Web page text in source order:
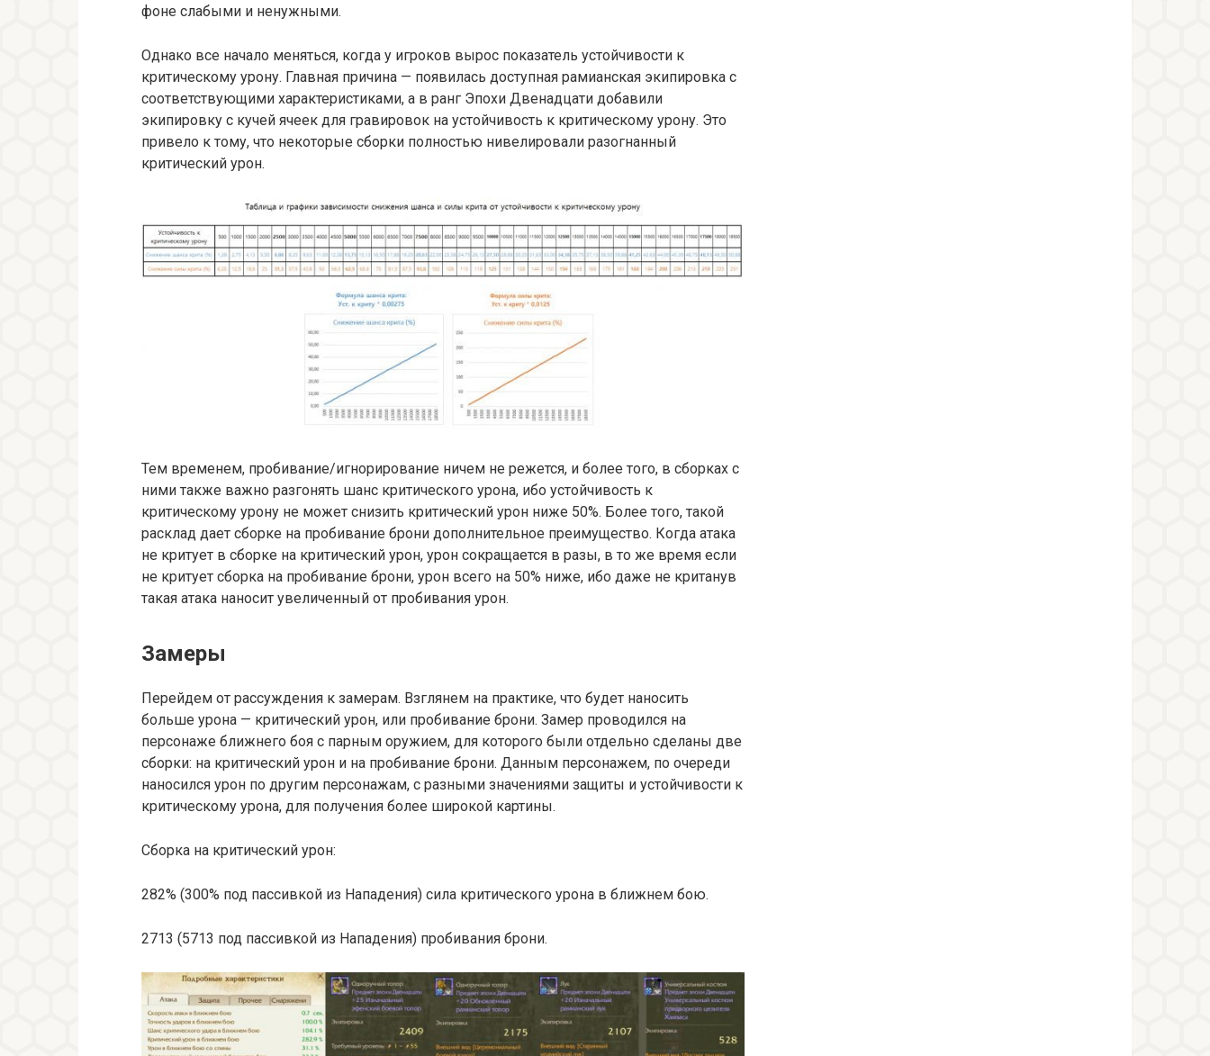
фоне слабыми и ненужными.
Однако все начало меняться, когда у игроков вырос показатель устойчивости к
критическому урону. Главная причина — появилась доступная рамианская экипировка с
соответствующими характеристиками, а в ранг Эпохи Двенадцати добавили
экипировку с кучей ячеек для гравировок на устойчивость к критическому урону. Это
привело к тому, что некоторые сборки полностью нивелировали разогнанный
критический урон.
Тем временем, пробивание/игнорирование ничем не режется, и более того, в сборках с
ними также важно разгонять шанс критического урона, ибо устойчивость к
критическому урону не может снизить критический урон ниже 50%. Более того, такой
расклад дает сборке на пробивание брони дополнительное преимущество. Когда атака
не критует в сборке на критический урон, урон сокращается в разы, в то же время если
не критует сборка на пробивание брони, урон всего на 50% ниже, ибо даже не кританув
такая атака наносит увеличенный от пробивания урон.
Замеры
Перейдем от рассуждения к замерам. Взглянем на практике, что будет наносить
больше урона — критический урон, или пробивание брони. Замер проводился на
персонаже ближнего боя с парным оружием, для которого были отдельно сделаны две
сборки: на критический урон и на пробивание брони. Данным персонажем, по очереди
наносился урон по другим персонажам, с разными значениями защиты и устойчивости к
критическому урона, для получения более широкой картины.
Сборка на критический урон:
282% (300% под пассивкой из Нападения) сила критического урона в ближнем бою.
2713 (5713 под пассивкой из Нападения) пробивания брони.